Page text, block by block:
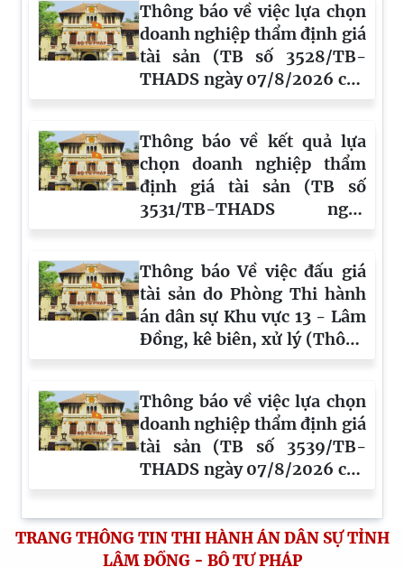
Thông báo về việc lựa chọn
doanh nghiệp thẩm định giá
tài sản (TB số 3528/TB-
THADS ngày 07/8/2026 của
phòng THADS khu vực 10,
Thông báo về kết quả lựa
chọn doanh nghiệp thẩm
định giá tài sản (TB số
3531/TB-THADS ngày
07/8/2026 của phòng
Lâm Đồng)
Thông báo Về việc đấu giá
tài sản do Phòng Thi hành
án dân sự Khu vực 13 - Lâm
Đồng, kê biên, xử lý (Thông
báo số 1307/TB-NVĐGTS
Thông báo về việc lựa chọn
doanh nghiệp thẩm định giá
tài sản (TB số 3539/TB-
THADS ngày 07/8/2026 của
phòng THADS khu vực 12,
tỉnh Lâm Đồng)
TRANG THÔNG TIN THI HÀNH ÁN DÂN SỰ TỈNH
LÂM ĐỒNG - BỘ TƯ PHÁP